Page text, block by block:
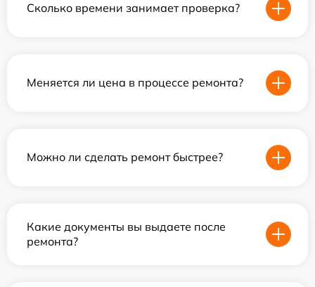
Сколько времени занимает проверка?
Меняется ли цена в процессе ремонта?
Можно ли сделать ремонт быстрее?
Какие документы вы выдаете после
ремонта?